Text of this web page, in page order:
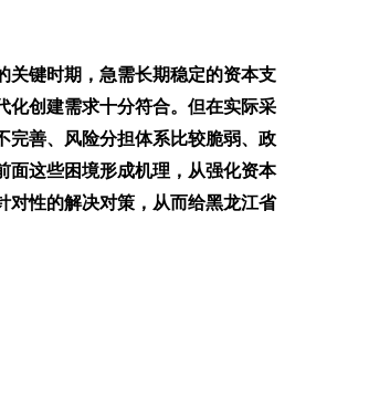
关键时期，急需长期稳定的资本支
化创建需求十分符合。但在实际采
完善、风险分担体系比较脆弱、政
面这些困境形成机理，从强化资本
对性的解决对策，从而给黑龙江省